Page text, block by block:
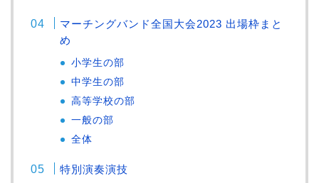
マーチングバンド全国大会2023 出場枠まと
め
小学生の部
中学生の部
高等学校の部
一般の部
全体
特別演奏演技